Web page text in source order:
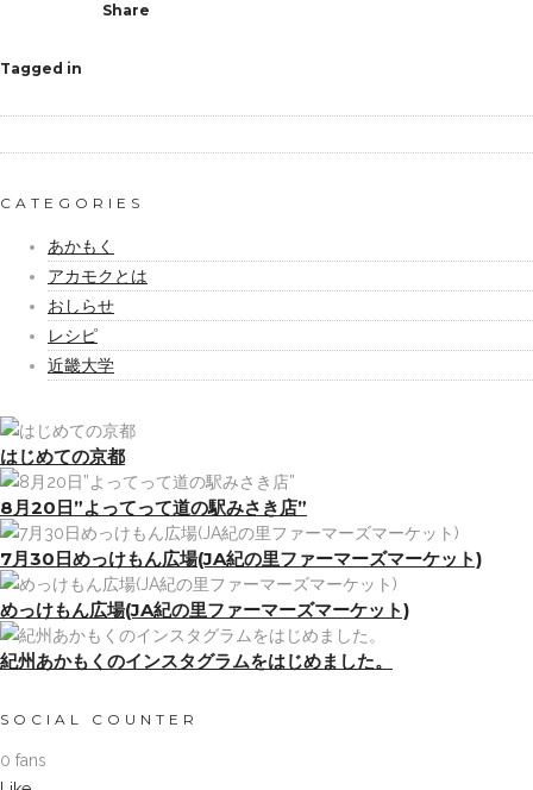
Share
Tagged in
CATEGORIES
あかもく
アカモクとは
おしらせ
レシピ
近畿大学
はじめての京都
8月20日”よってって道の駅みさき店”
7月30日めっけもん広場(JA紀の里ファーマーズマーケット)
めっけもん広場(JA紀の里ファーマーズマーケット)
紀州あかもくのインスタグラムをはじめました。
SOCIAL COUNTER
0 fans